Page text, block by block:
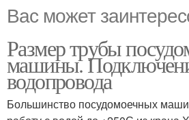
Вас может
Размер трубы
машины.
водопровода
Большинство посудомоечных